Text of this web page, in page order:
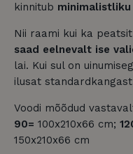
kinnitub minimalistliku
Nii raami kui ka
saad eelnevalt ise
lai. Kui sul on
ilusat
Voodi mõõdud
90= 100x210x66 cm;
150x210x66 cm